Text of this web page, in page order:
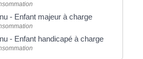
- Enfant majeur à charge
- Enfant handicapé à charge